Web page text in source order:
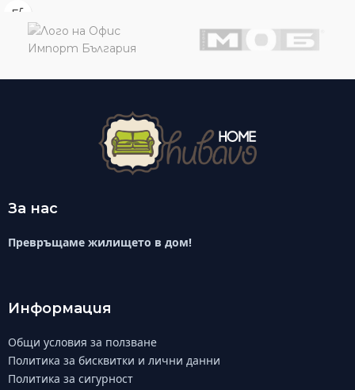
За нас
Превръщаме жилището в дом!
Информация
Общи условия за ползване
Политика за бисквитки и лични данни
Политика за сигурност